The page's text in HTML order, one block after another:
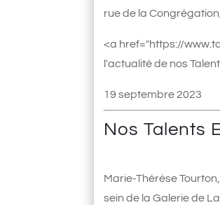
rue de la
<a href="https://
l'actualité de nos
19 septembre 2023
Nos Talents
Marie-Thérèse
sein de la Galerie de